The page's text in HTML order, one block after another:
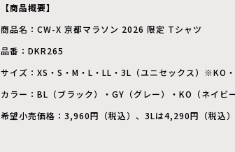
【商品概要】
商品名：CW-X 京都マラソン 2026 限定 Tシャツ
品番：DKR265
サイズ：XS・S・M・L・LL・3L（ユニセックス）※KO
カラー：BL（ブラック）・GY（グレー）・KO（ネイビ
希望小売価格：3,960円（税込）、3Lは4,290円（税込）